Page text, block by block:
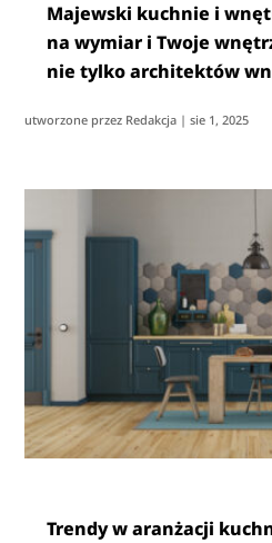
Majewski kuchnie i
na wymiar i Twoje
nie tylko architektów
utworzone przez Redakcja |sie 1, 2025
Trendy w aranżacji